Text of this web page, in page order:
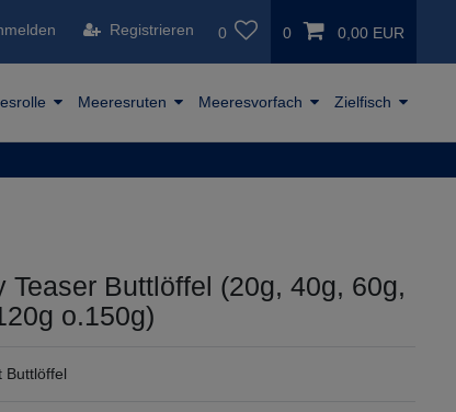
Registrieren 0 0 0,00 EUR
Meeresruten Meeresvorfach Zielfisch
Teaser Buttlöffel (20g, 40g, 60g,
o.150g)
Buttlöffel